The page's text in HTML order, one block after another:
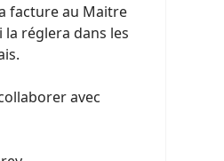
facture au Maitre
la réglera dans les
avec